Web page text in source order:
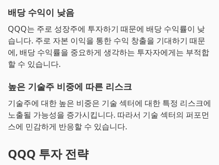
배당 수익이 낮음
QQQ는 주로 성장주에 투자하기 때문에 배당 수익률이 낮
습니다. 주로 자본 이익을 통한 수익 창출을 기대하기 때문
에, 배당 수익률을 중요하게 생각하는 투자자에게는 부적합
할 수 있습니다.
높은 기술주 비중에 따른 리스크
기술주에 대한 높은 비중은 기술 섹터에 대한 특정 리스크에
노출될 가능성을 증가시킵니다. 따라서 기술 섹터의 퍼포먼
스에 민감하게 반응할 수 있습니다.
QQQ 투자 전략